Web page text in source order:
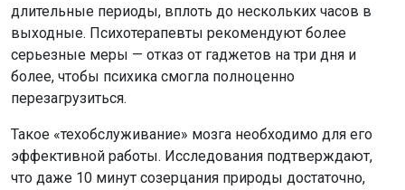
длительные периоды, вплоть до нескольких часов в
выходные. Психотерапевты рекомендуют более
серьезные меры — отказ от гаджетов на три дня и
более, чтобы психика смогла полноценно
перезагрузиться.
Такое «техобслуживание» мозга необходимо для его
эффективной работы. Исследования подтверждают,
что даже 10 минут созерцания природы достаточно,